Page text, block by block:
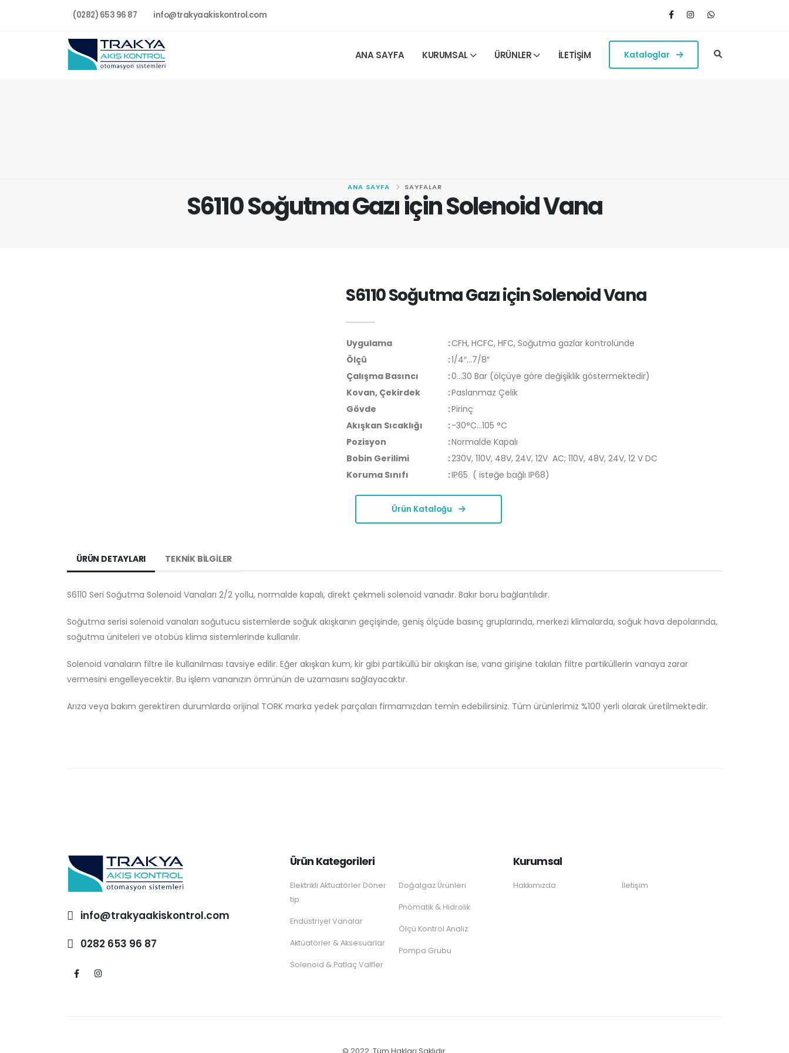
(0282) 653 96 87 info@trakyaakiskontrol.com
ANA SAYFA KURUMSAL ÜRÜNLER İLETİŞİM Kataloglar
S6110 Soğutma Gazı için Solenoid Vana
ANA SAYFA SAYFALAR
S6110 Soğutma Gazı için Solenoid Vana
Uygulama :CFH, HCFC, HFC, Soğutma gazlar kontrolünde
Ölçü
:1/4″…7/8″
Çalışma Basıncı
:0…30 Bar (ölçüye göre değişiklik göstermektedir)
Kovan, Çekirdek
:Paslanmaz Çelik
Gövde
:Pirinç
Akışkan Sıcaklığı
:-30°C…105 °C
Pozisyon
:Normalde Kapalı
Bobin Gerilimi
:230V, 110V, 48V, 24V, 12V AC; 110V, 48V, 24V, 12 V DC
Koruma Sınıfı
:IP65 ( isteğe bağlı IP68)
Ürün Kataloğu
ÜRÜN DETAYLARI TEKNİK BİLGİLER
S6110 Seri Soğutma Solenoid Vanaları 2/2 yollu, normalde kapalı, direkt çekmeli solenoid vanadır. Bakır boru bağlantılıdır.
Soğutma serisi solenoid vanaları soğutucu sistemlerde soğuk akışkanın geçişinde, geniş ölçüde basınç gruplarında, merkezi klimalarda, soğuk hava depolarında,
soğutma üniteleri ve otobüs klima sistemlerinde kullanılır.
Solenoid vanaların filtre ile kullanılması tavsiye edilir. Eğer akışkan kum, kir gibi partiküllü bir akışkan ise, vana girişine takılan filtre partiküllerin vanaya zarar
vermesini engelleyecektir. Bu işlem vananızın ömrünün de uzamasını sağlayacaktır.
Arıza veya bakım gerektiren durumlarda orijinal TORK marka yedek parçaları firmamızdan temin edebilirsiniz. Tüm ürünlerimiz %100 yerli olarak üretilmektedir.
info@trakyaakiskontrol.com
0282 653 96 87
Ürün Kategorileri
Elektrikli Aktüatörler Döner
tip
Endüstriyel Vanalar
Aktüatörler & Aksesuarlar
Solenoid & Patlaç Valfler
Doğalgaz Ürünleri
Pnömatik & Hidrolik
Ölçü Kontrol Analiz
Pompa Grubu
Kurumsal
Hakkımızda İletişim
© 2022. Tüm Hakları Saklıdır.